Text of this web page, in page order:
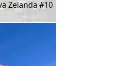
Zelanda #10